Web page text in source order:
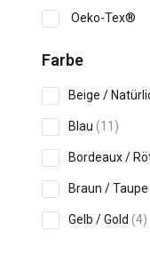
Oeko-Tex®
Farbe
Beige /
Blau (11)
Bordeaux /
Braun / Taupe
Gelb / Gold (4)